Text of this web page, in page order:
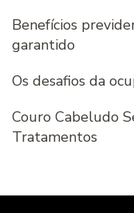
Benefícios
garantido
Os desafios da
Couro Cabeludo
Tratamentos